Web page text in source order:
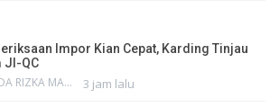
Impor Kian Cepat, Karding Tinjau
JI-QC
NANDA RIZKA MAHENDRA 3 jam lalu